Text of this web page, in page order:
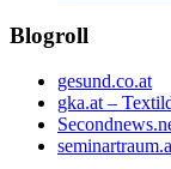
Blogroll
gesund.co.at
gka.at –